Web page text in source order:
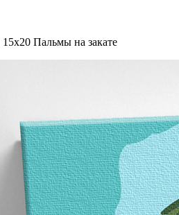
Пальмы на закате